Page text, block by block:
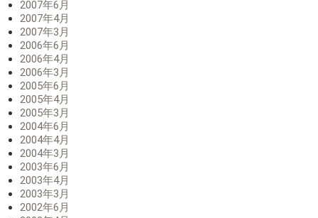
2007年6月
2007年4月
2007年3月
2006年6月
2006年4月
2006年3月
2005年6月
2005年4月
2005年3月
2004年6月
2004年4月
2004年3月
2003年6月
2003年4月
2003年3月
2002年6月